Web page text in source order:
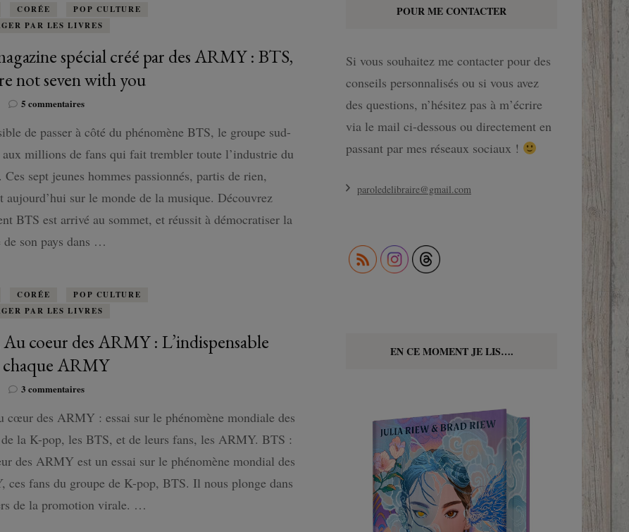
anecdotes
incroyables
BTS…
CORÉE
POP CULTURE
PAR LES LIVRES
spécial créé par des ARMY : BTS,
not seven with you
5 commentairessur
magazine
créé
par
ARMY
:
We
with
you
de passer à côté du phénomène BTS, le groupe sud-
aux millions de fans qui fait trembler toute l’industrie du
Ces sept jeunes hommes passionnés, partis de rien,
aujourd’hui sur le monde de la musique. Découvrez
BTS est arrivé au sommet, et réussit à démocratiser la
de son pays dans …
CORÉE
POP CULTURE
PAR LES LIVRES
coeur des ARMY : L’indispensable
ARMY
3 commentairessur
Au
des
ARMY
L’indispensable
pour
cœur des ARMY : essai sur le phénomène mondiale des
de la K-pop, les BTS, et de leurs fans, les ARMY. BTS :
des ARMY est un essai sur le phénomène mondial des
ces fans du groupe de K-pop, BTS. Il nous plonge dans
de la promotion virale. …
POUR ME CONTACTER
Si vous souhaitez me contacter pour des
conseils personnalisés ou si vous avez
des questions, n’hésitez pas à m’écrire
via le mail ci-dessous ou directement en
passant par mes réseaux sociaux !
paroledelibraire@gmail.com
EN CE MOMENT JE LIS….